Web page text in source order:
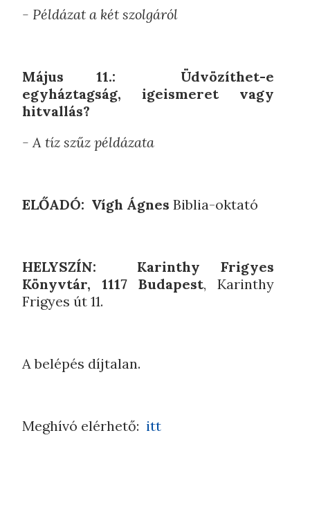
- Példázat a két szolgáról
Május 11.: Üdvözíthet-e
egyháztagság, igeismeret vagy
hitvallás?
- A tíz szűz példázata
ELŐADÓ: Vígh Ágnes Biblia-oktató
HELYSZÍN: Karinthy Frigyes
Könyvtár, 1117 Budapest, Karinthy
Frigyes út 11.
A belépés díjtalan.
Meghívó elérhető: itt